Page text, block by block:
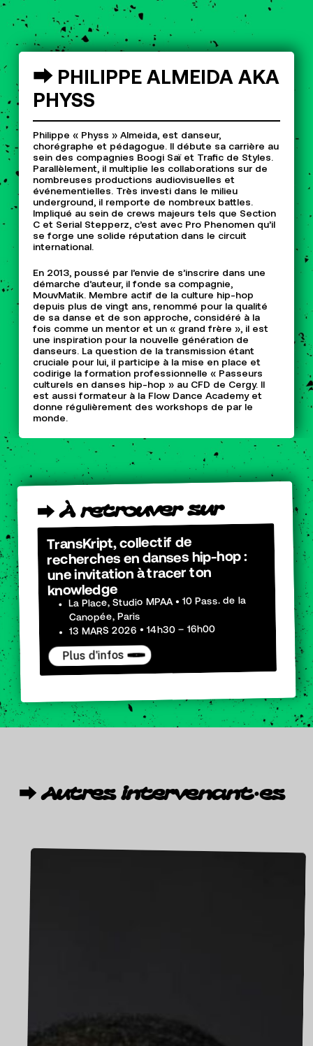
⮕ PHILIPPE ALMEIDA AKA
PHYSS
Philippe « Physs » Almeida, est danseur,
chorégraphe et pédagogue. Il débute sa carrière au
sein des compagnies Boogi Saï et Trafic de Styles.
Parallèlement, il multiplie les collaborations sur de
nombreuses productions audiovisuelles et
événementielles. Très investi dans le milieu
underground, il remporte de nombreux battles.
Impliqué au sein de crews majeurs tels que Section
C et Serial Stepperz, c’est avec Pro Phenomen qu’il
se forge une solide réputation dans le circuit
international.
En 2013, poussé par l’envie de s’inscrire dans une
démarche d’auteur, il fonde sa compagnie,
MouvMatik. Membre actif de la culture hip-hop
depuis plus de vingt ans, renommé pour la qualité
de sa danse et de son approche, considéré à la
fois comme un mentor et un « grand frère », il est
une inspiration pour la nouvelle génération de
danseurs. La question de la transmission étant
cruciale pour lui, il participe à la mise en place et
codirige la formation professionnelle « Passeurs
culturels en danses hip-hop » au CFD de Cergy. Il
est aussi formateur à la Flow Dance Academy et
donne régulièrement des workshops de par le
monde.
⮕ À retrouver sur
TransKript, collectif de
recherches en danses hip-hop :
une invitation à tracer ton
knowledge
La Place, Studio MPAA • 10 Pass. de la
Canopée, Paris
13 MARS 2026 • 14h30 – 16h00
Plus d'infos
⮕ Autres intervenant·es
BOUG
ARKNOW